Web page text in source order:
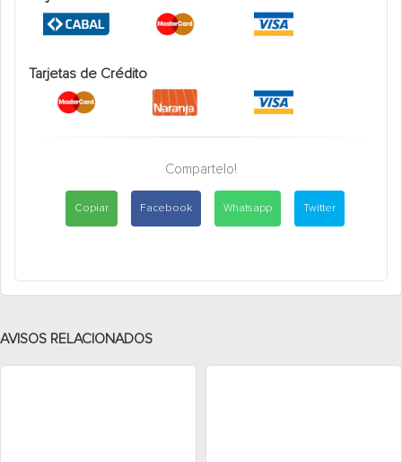
Tarjetas de Crédito
Compartelo!
Copiar Facebook Whatsapp Twitter
AVISOS RELACIONADOS